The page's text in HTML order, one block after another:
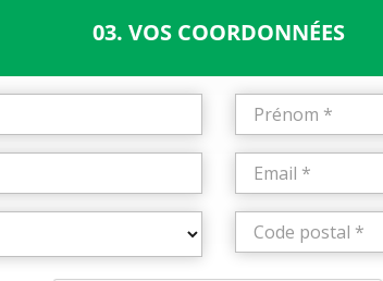
03. VOS COORDONNÉES